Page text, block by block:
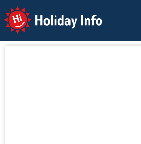
Holiday Info